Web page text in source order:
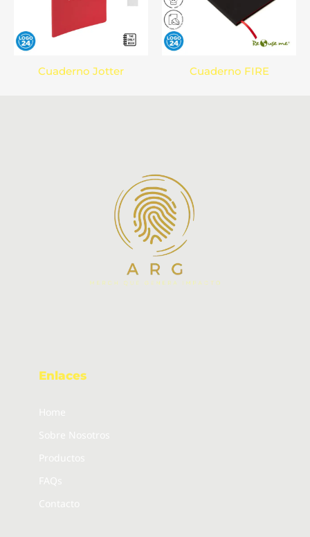
Cuaderno Jotter Cuaderno FIRE
Enlaces
Home
Sobre Nosotros
Productos
FAQs
Contacto